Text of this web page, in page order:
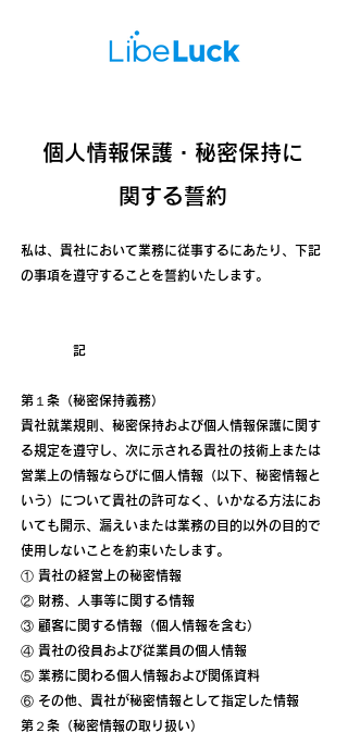
​個人情報保護・秘密保持に
関する誓約
私は、貴社において業務に従事するにあたり、下記
の事項を遵守することを誓約いたします。
記
第１条（秘密保持義務）
貴社就業規則、秘密保持および個人情報保護に関す
る規定を遵守し、次に示される貴社の技術上または
営業上の情報ならびに個人情報（以下、秘密情報と
いう）について貴社の許可なく、いかなる方法にお
いても開示、漏えいまたは業務の目的以外の目的で
使用しないことを約束いたします。
① 貴社の経営上の秘密情報
② 財務、人事等に関する情報
③ 顧客に関する情報（個人情報を含む）
④ 貴社の役員および従業員の個人情報
⑤ 業務に関わる個人情報および関係資料
⑥ その他、貴社が秘密情報として指定した情報
第２条（秘密情報の取り扱い）